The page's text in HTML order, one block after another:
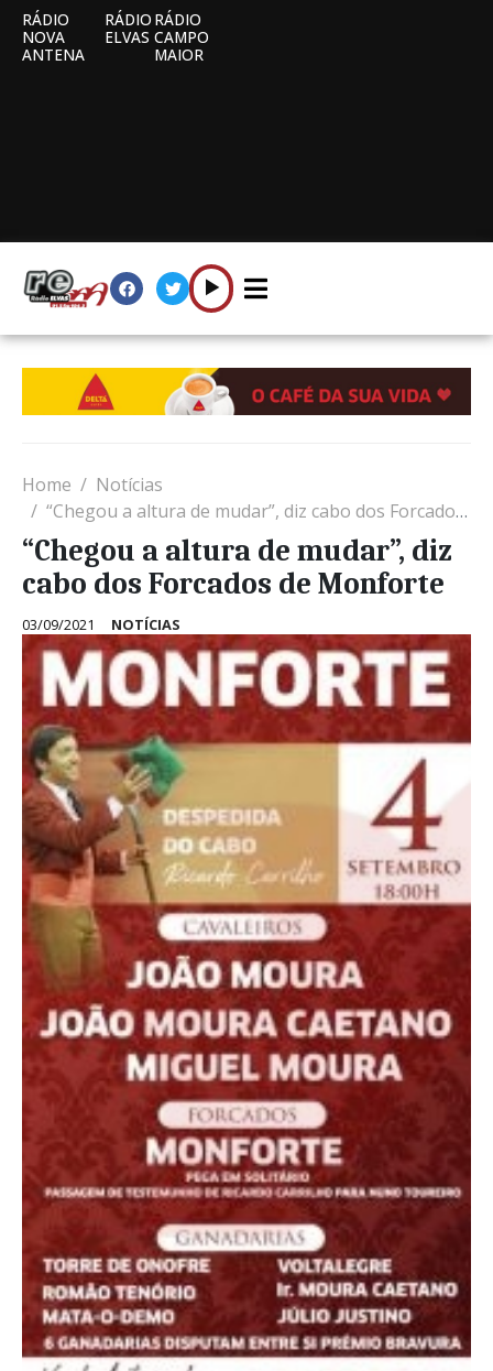
RÁDIO
NOVA
ANTENA
RÁDIO
ELVAS
RÁDIO
CAMPO
MAIOR
Home
Notícias
“Chegou a altura de mudar”, diz cabo dos Forcados de Monforte
“Chegou a altura de mudar”, diz
cabo dos Forcados de Monforte
03/09/2021 NOTÍCIAS